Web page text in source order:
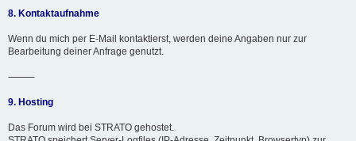
8. Kontaktaufnahme
Wenn du mich per E-Mail kontaktierst, werden deine Angaben nur zur
Bearbeitung deiner Anfrage genutzt.
⸻
9. Hosting
Das Forum wird bei STRATO gehostet.